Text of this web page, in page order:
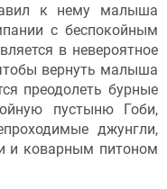
к нему малыша
с беспокойным
в невероятное
вернуть малыша
преодолеть бурные
пустыню Гоби,
джунгли,
и коварным питоном